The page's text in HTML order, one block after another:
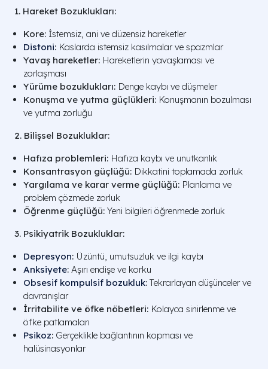
1. Hareket Bozuklukları:
Kore: İstemsiz, ani ve düzensiz hareketler
Distoni: Kaslarda istemsiz kasılmalar ve spazmlar
Yavaş hareketler: Hareketlerin yavaşlaması ve
zorlaşması
Yürüme bozuklukları: Denge kaybı ve düşmeler
Konuşma ve yutma güçlükleri: Konuşmanın bozulması
ve yutma zorluğu
2. Bilişsel Bozukluklar:
Hafıza problemleri: Hafıza kaybı ve unutkanlık
Konsantrasyon güçlüğü: Dikkatini toplamada zorluk
Yargılama ve karar verme güçlüğü: Planlama ve
problem çözmede zorluk
Öğrenme güçlüğü: Yeni bilgileri öğrenmede zorluk
3. Psikiyatrik Bozukluklar:
Depresyon: Üzüntü, umutsuzluk ve ilgi kaybı
Anksiyete: Aşırı endişe ve korku
Obsesif kompulsif bozukluk: Tekrarlayan düşünceler ve
davranışlar
İrritabilite ve öfke nöbetleri: Kolayca sinirlenme ve
öfke patlamaları
Psikoz: Gerçeklikle bağlantının kopması ve
halüsinasyonlar